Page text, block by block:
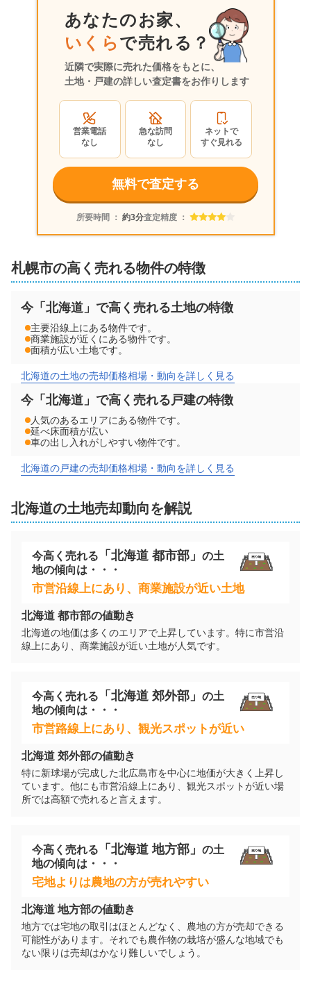
あなたのお家、
いくらで売れる？
近隣で実際に売れた価格をもとに、
土地・戸建の詳しい査定書をお作りします
営業電話
なし
急な訪問
なし
ネットで
すぐ見れる
無料で査定する
所要時間 ： 約3分査定精度 ：
札幌市の高く売れる物件の特徴
今「北海道」で高く売れる土地の特徴
主要沿線上にある物件です。
商業施設が近くにある物件です。
面積が広い土地です。
北海道の土地の売却価格相場・動向を詳しく見る
今「北海道」で高く売れる戸建の特徴
人気のあるエリアにある物件です。
延べ床面積が広い
車の出し入れがしやすい物件です。
北海道の戸建の売却価格相場・動向を詳しく見る
北海道の土地売却動向を解説
今高く売れる 「 北海道 都市部」 の土
地の傾向は・・・
市営沿線上にあり、商業施設が近い土地
北海道 都市部の値動き
北海道の地価は多くのエリアで上昇しています。特に市営沿
線上にあり、商業施設が近い土地が人気です。
今高く売れる 「 北海道 郊外部」 の土
地の傾向は・・・
市営路線上にあり、観光スポットが近い
北海道 郊外部の値動き
特に新球場が完成した北広島市を中心に地価が大きく上昇し
ています。他にも市営沿線上にあり、観光スポットが近い場
所では高額で売れると言えます。
今高く売れる 「 北海道地方部」 の土
地の傾向は・・・
宅地よりは農地の方が売れやすい
北海道 地方部の値動き
地方では宅地の取引はほとんどなく、農地の方が売却できる
可能性があります。それでも農作物の栽培が盛んな地域でも
ない限りは売却はかなり難しいでしょう。